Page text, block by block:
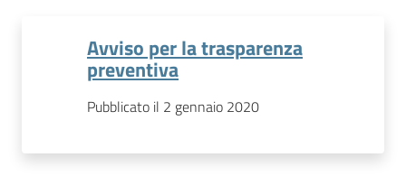
Avviso per la trasparenza
preventiva
Pubblicato il 2 gennaio 2020